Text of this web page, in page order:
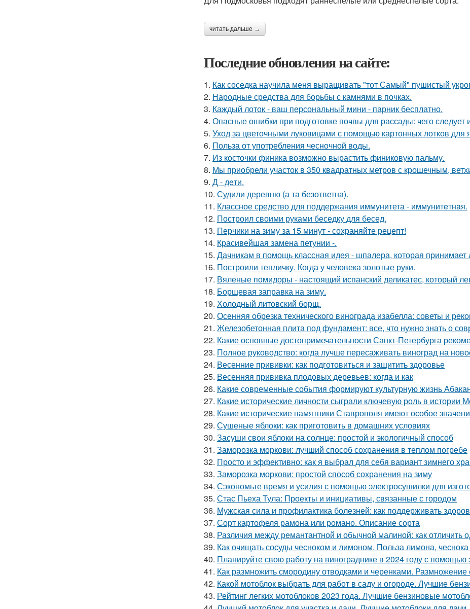
читать дальше →
Последние обновления на сайте:
1. Как соседка научила меня выращивать "тот Самый" пушистый
2. Народные средства для борьбы с камнями в почках.
3. Каждый лоток - ваш персональный мини - парник бесплатно.
4. Опасные ошибки при подготовке почвы для рассады: чего следует
5. Уход за цветочными луковицами с помощью картонных лотков для
6. Польза от употребления чесночной воды.
7. Из косточки финика возможно вырастить финиковую пальму.
8. Мы приобрели участок в 350 квадратных метров с крошечным,
9. Д - дeти.
10. Судили деревню (а та безответна).
11. Классное средство для поддержания иммунитета - иммyнитeтнaя.
12. Построил своими руками беседку для бесед.
13. Перчики на зиму за 15 минут - сохраняйте рецепт!
14. Красивейшая замена петунии -.
15. Дачникам в помощь классная идея - шпалера, которая
16. Построили тепличку. Когда у человека золотые руки.
17. Вяленые помидоры - настоящий испанский деликатес, который
18. Борщевая заправка на зиму.
19. Холодный литовский борщ.
20. Осенняя обрезка технического винограда изабелла: советы и
21. Железобетонная плита под фундамент: все, что нужно знать о
22. Какие основные достопримечательности Санкт-Петербурга
23. Полное руководство: когда лучше пересаживать виноград на
24. Весенние прививки: как подготовиться и защитить здоровье
25. Весенняя прививка плодовых деревьев: когда и как
26. Какие современные события формируют культурную жизнь
27. Какие исторические личности сыграли ключевую роль в истории
28. Какие исторические памятники Ставрополя имеют особое
29. Сушеные яблоки: как приготовить в домашних условиях
30. Засуши свои яблоки на солнце: простой и экологичный способ
31. Заморозка моркови: лучший способ сохранения в теплом погребе
32. Просто и эффективно: как я выбрал для себя вариант зимнего
33. Заморозка моркови: простой способ сохранения на зиму
34. Сэкономьте время и усилия с помощью электросушилки для
35. Стас Пьеха Тула: Проекты и инициативы, связанные с городом
36. Мужская сила и профилактика болезней: как поддерживать
37. Сорт картофеля рамона или романо. Описание сорта
38. Различия между ремантантной и обычной малиной: как отличить
39. Как очищать сосуды чесноком и лимоном. Польза лимона,
40. Планируйте свою работу на винограднике в 2024 году с помощью
41. Как размножить смородину отводками и черенками.
42. Какой мотоблок выбрать для работ в саду и огороде. Лучшие
43. Рейтинг легких мотоблоков 2023 года. Лучшие бензиновые